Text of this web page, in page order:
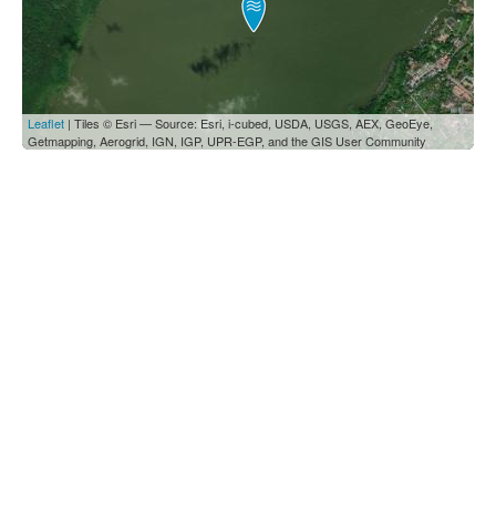
Leaflet | Tiles © Esri — Source: Esri, i-cubed, USDA, USGS, AEX, GeoEye,
Getmapping, Aerogrid, IGN, IGP, UPR-EGP, and the GIS User Community